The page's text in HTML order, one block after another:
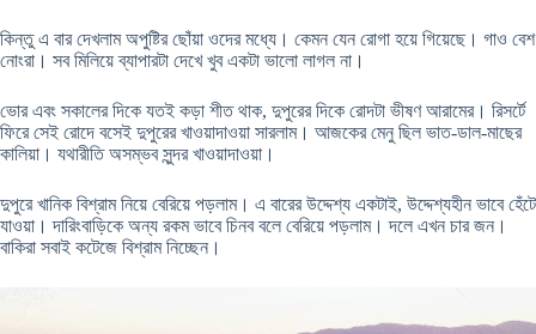
কিন্তু এ বার দেখলাম অপুষ্টির ছোঁয়া ওদের মধ্যে। কেমন যেন রোগা হয়ে গিয়েছে। গাও বেশ
নোংরা। সব মিলিয়ে ব্যাপারটা দেখে খুব একটা ভালো লাগল না।
ভোর এবং সকালের দিকে যতই কড়া শীত থাক, দুপুরের দিকে রোদটা ভীষণ আরামের। রিসর্টে
ফিরে সেই রোদে বসেই দুপুরের খাওয়াদাওয়া সারলাম। আজকের মেনু ছিল ভাত-ডাল-মাছের
কালিয়া। যথারীতি অসম্ভব সুন্দর খাওয়াদাওয়া।
দুপুরে খানিক বিশ্রাম নিয়ে বেরিয়ে পড়লাম। এ বারের উদ্দেশ্য একটাই, উদ্দেশ্যহীন ভাবে হেঁটে
যাওয়া। দারিংবাড়িকে অন্য রকম ভাবে চিনব বলে বেরিয়ে পড়লাম। দলে এখন চার জন।
বাকিরা সবাই কটেজে বিশ্রাম নিচ্ছেন।